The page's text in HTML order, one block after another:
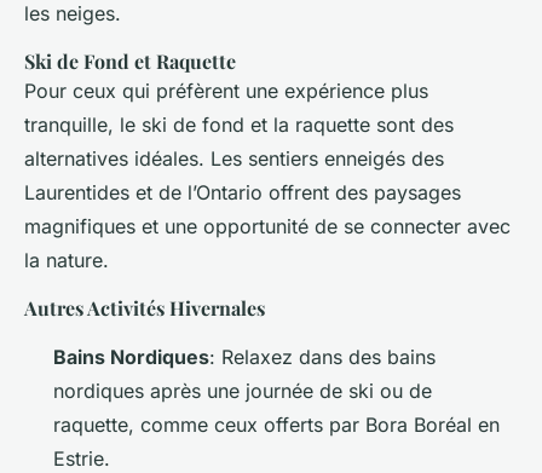
les neiges.
Ski de Fond et Raquette
Pour ceux qui préfèrent une expérience plus
tranquille, le ski de fond et la raquette sont des
alternatives idéales. Les sentiers enneigés des
Laurentides et de l’Ontario offrent des paysages
magnifiques et une opportunité de se connecter avec
la nature.
Autres Activités Hivernales
Bains Nordiques: Relaxez dans des bains
nordiques après une journée de ski ou de
raquette, comme ceux offerts par Bora Boréal en
Estrie.